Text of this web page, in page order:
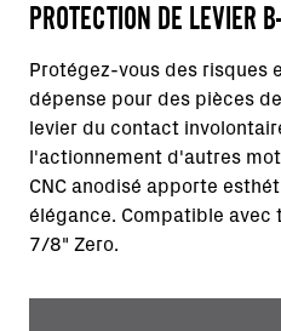
PROTECTION DE LEVIER
Protégez-vous des risques
dépense pour des pièces
levier du contact
l'actionnement d'autres
CNC anodisé apporte
élégance. Compatible avec
7/8" Zero.